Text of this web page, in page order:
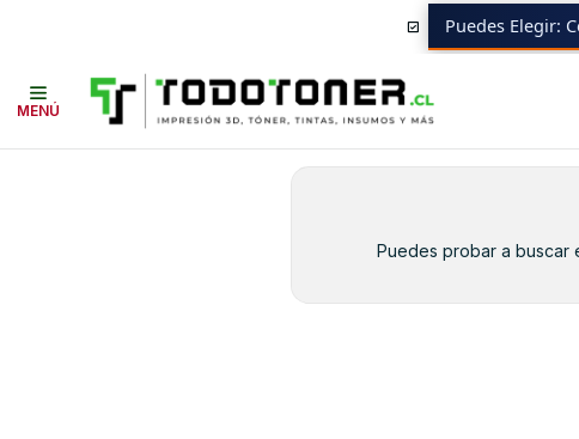
MENÚ
Puedes Elegir:
Insumos BROTHER TN-
Puedes probar a buscar